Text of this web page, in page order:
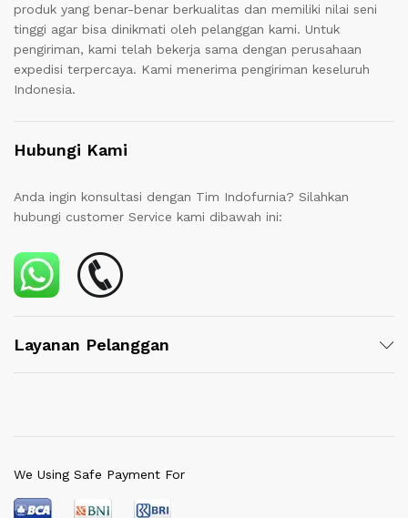
produk yang benar-benar berkualitas dan memiliki nilai seni
tinggi agar bisa dinikmati oleh pelanggan kami. Untuk
pengiriman, kami telah bekerja sama dengan perusahaan
expedisi terpercaya. Kami menerima pengiriman keseluruh
Indonesia.
Hubungi Kami
Anda ingin konsultasi dengan Tim Indofurnia? Silahkan
hubungi customer Service kami dibawah ini:
Layanan Pelanggan
We Using Safe Payment For